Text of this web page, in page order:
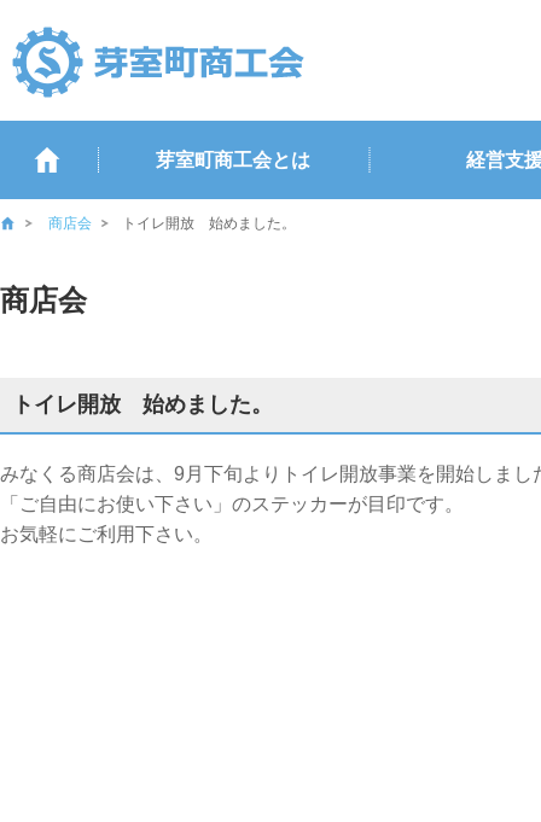
芽室町商工会とは 経営支
商店会 トイレ開放 始めました。
商店会
トイレ開放 始めました。
みなくる商店会は、9月下旬よりトイレ開放事業を開始しまし
「ご自由にお使い下さい」のステッカーが目印です。
お気軽にご利用下さい。